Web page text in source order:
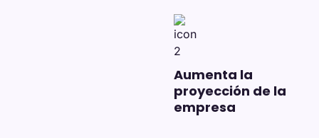
Aumenta la
proyección de la
empresa